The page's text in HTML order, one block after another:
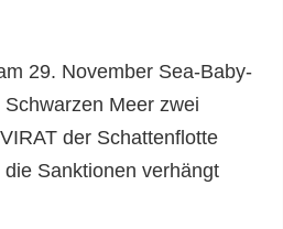
29. November Sea-Baby-
Meer zwei
der Schattenflotte
Sanktionen verhängt